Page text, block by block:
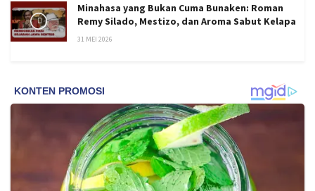
Minahasa yang Bukan Cuma Bunaken: Roman
Remy Silado, Mestizo, dan Aroma Sabut Kelapa
31 MEI 2026